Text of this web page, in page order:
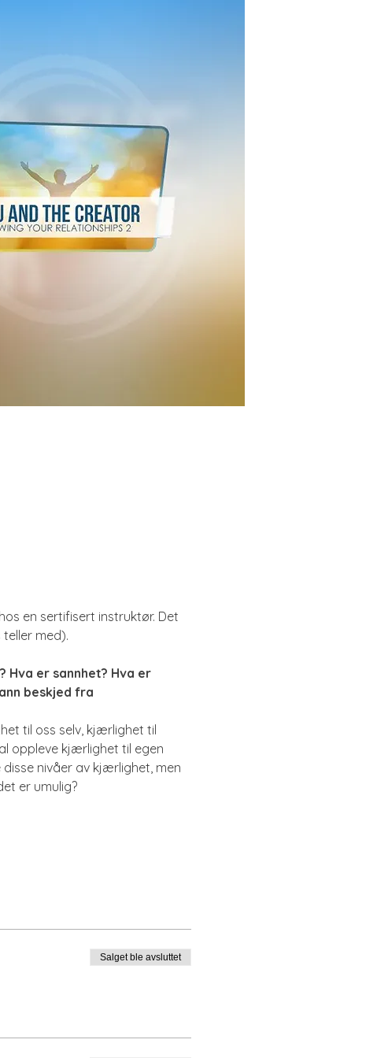
en sertifisert instruktør. Det
med).
er sannhet? Hva er
beskjed fra
til oss selv, kjærlighet til
oppleve kjærlighet til egen
nivåer av kjærlighet, men
er umulig?
Salget ble avsluttet